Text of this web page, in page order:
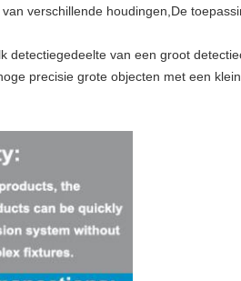
verschillende houdingen,De
detectiegedeelte van een groot
precisie grote objecten met een